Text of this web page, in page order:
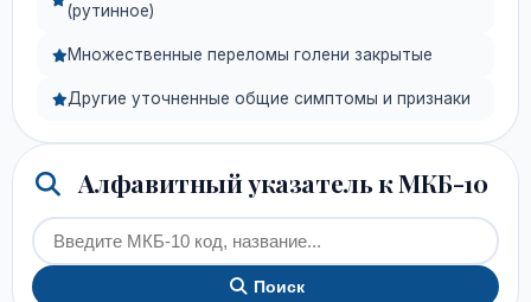
(рутинное)
Множественные переломы голени закрытые
Другие уточненные общие симптомы и признаки
Алфавитный указатель к МКБ-10
Поиск